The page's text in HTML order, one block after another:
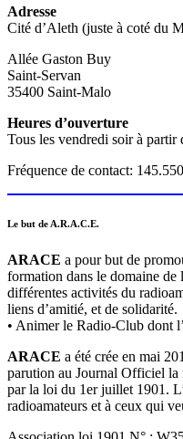
Adresse
Cité d’Aleth (juste à coté du
Allée Gaston Buy
Saint-Servan
35400 Saint-Malo
Heures d’ouverture
Tous les vendredi soir à partir
Fréquence de contact:
Le but de A.R.A.C.E.
ARACE a pour but de
formation dans le domaine de
différentes activités du
liens d’amitié, et de solidarité.
• Animer le Radio-Club dont
ARACE a été crée en mai
parution au Journal Officiel la
par la loi du 1er juillet 1901.
radioamateurs et à ceux qui